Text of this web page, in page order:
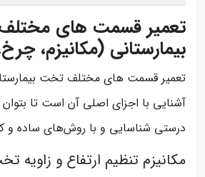
تعمیر قسمت‌ های
بیمارستانی (مکانیزم،
تعمیر قسمت‌ های مختلف تخت
آشنایی با اجزای اصلی آن است تا بتوان
درستی شناسایی و با روش‌های ساده و
مکانیزم تنظیم ارتفاع و زاویه